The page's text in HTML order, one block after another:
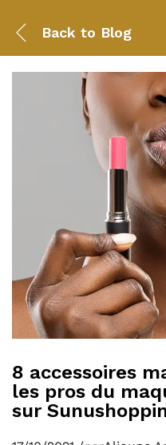
Back to Blog
8 accessoires
les pros du
sur